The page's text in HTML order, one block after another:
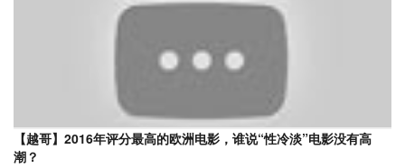
【越哥】2016年评分最高的欧洲电影，谁说“性冷淡”电影没有高
潮？